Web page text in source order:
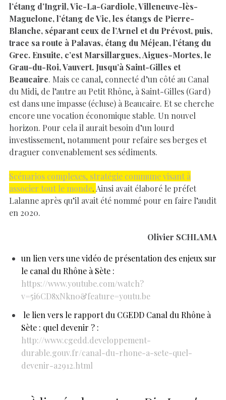
l’étang d’Ingril, Vic-La-Gardiole, Villeneuve-lès-
Maguelone, l’étang de Vic, les étangs de Pierre-
Blanche, séparant ceux de l’Arnel et du Prévost, puis,
trace sa route à Palavas, étang du Méjean, l’étang du
Grec. Ensuite, c’est Marsillargues, Aigues-Mortes, le
Grau-du-Roi, Vauvert. Jusqu’à Saint-Gilles et
Beaucaire. Mais ce canal, connecté d’un côté au Canal
du Midi, de l’autre au Petit Rhône, à Saint-Gilles (Gard)
est dans une impasse (écluse) à Beaucaire. Et se cherche
encore une vocation économique stable. Un nouvel
horizon. Pour cela il aurait besoin d’un lourd
investissement, notamment pour refaire ses berges et
draguer convenablement ses sédiments.
Scénarios complexes, stratégie commune visant à
associer tout le monde. Ainsi avait élaboré le préfet
Lalanne après qu’il avait été nommé pour en faire l’audit
en 2020.
Olivier SCHLAMA
un lien versunevidéo de présentation des enjeux sur
le canal du Rhône à Sète :
https://www.youtube.com/watch?
v=5i6CD8xNkn0&feature=youtu.be
le lien vers le rapport du CGEDD Canal du Rhône à
Sète : quel devenir ? :
http://www.cgedd.developpement-
durable.gouv.fr/canal-du-rhone-a-sete-quel-
devenir-a2912.html